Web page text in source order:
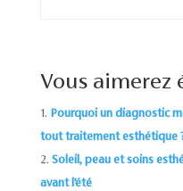
Vous aimerez
Pourquoi un diagnostic
tout traitement esthétique
Soleil, peau et soins
avant l’été